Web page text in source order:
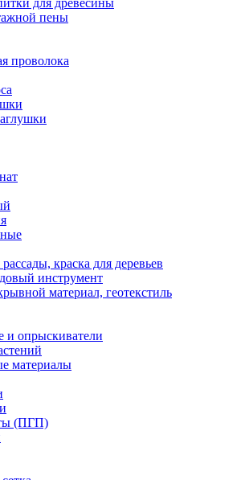
для древесины
пены
проволока
краска для деревьев
инструмент
материал, геотекстиль
опрыскиватели
материалы
(ПГП)